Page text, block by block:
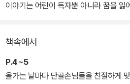
이야기는 어린이 독자뿐 아니라 꿈을 잃
한 건 무엇을 꿈꾸는가라고 이 그림책은
책속에서
P.4~5
올가는 날마다 단골손님들을 친절하게